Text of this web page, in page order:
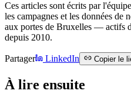
Ces articles sont écrits par
les campagnes et les données de
aux portes de Bruxelles — actifs
depuis 2010.
Partager LinkedIn Copier le
À lire ensuite